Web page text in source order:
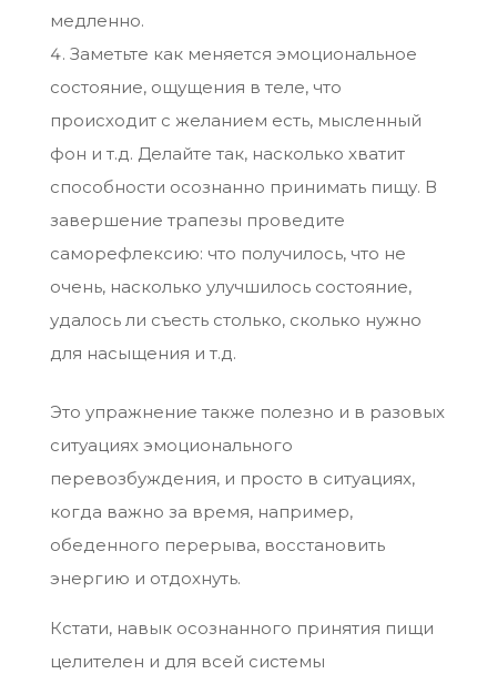
медленно.
Заметьте как меняется эмоциональное
состояние, ощущения в теле, что
происходит с желанием есть, мысленный
фон и т.д. Делайте так, насколько хватит
способности осознанно принимать пищу. В
завершение трапезы проведите
саморефлексию: что получилось, что не
очень, насколько улучшилось состояние,
удалось ли съесть столько, сколько нужно
для насыщения и т.д.
Это упражнение также полезно и в разовых
ситуациях эмоционального
перевозбуждения, и просто в ситуациях,
когда важно за время, например,
обеденного перерыва, восстановить
энергию и отдохнуть.
Кстати, навык осознанного принятия пищи
целителен и для всей системы